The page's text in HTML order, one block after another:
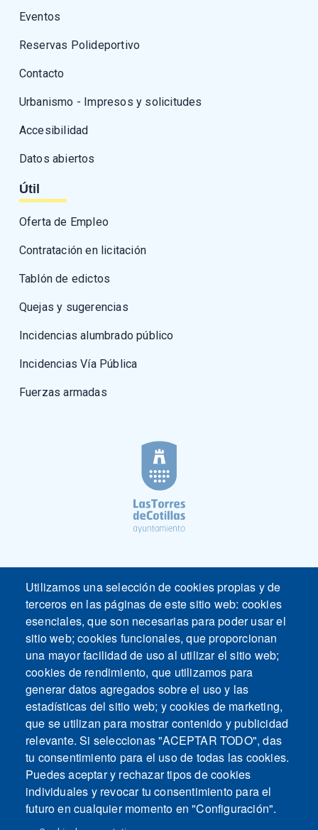
Eventos
Reservas Polideportivo
Contacto
Urbanismo - Impresos y solicitudes
Accesibilidad
Datos abiertos
Útil
Oferta de Empleo
Contratación en licitación
Tablón de edictos
Quejas y sugerencias
Incidencias alumbrado público
Incidencias Vía Pública
Fuerzas armadas
Mapa del sitio ContactoAviso legalPolitica de Privacidad
Intranet
Utilizamos una selección de cookies propias y de
terceros en las páginas de este sitio web: cookies
esenciales, que son necesarias para poder usar el
sitio web; cookies funcionales, que proporcionan
una mayor facilidad de uso al utilizar el sitio web;
cookies de rendimiento, que utilizamos para
generar datos agregados sobre el uso y las
estadísticas del sitio web; y cookies de marketing,
que se utilizan para mostrar contenido y publicidad
relevante. Si seleccionas "ACEPTAR TODO", das
tu consentimiento para el uso de todas las cookies.
Puedes aceptar y rechazar tipos de cookies
individuales y revocar tu consentimiento para el
futuro en cualquier momento en "Configuración".